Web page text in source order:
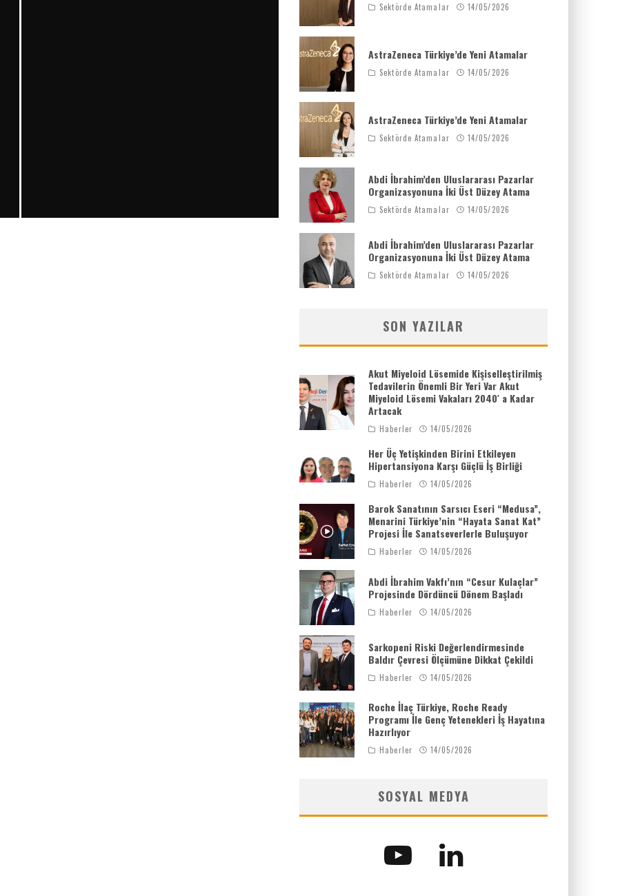
Sektörde Atamalar 14/05/2026
AstraZeneca Türkiye’de Yeni Atamalar
Sektörde Atamalar 14/05/2026
AstraZeneca Türkiye’de Yeni Atamalar
Sektörde Atamalar 14/05/2026
Abdi İbrahim’den Uluslararası Pazarlar
Organizasyonuna İki Üst Düzey Atama
Sektörde Atamalar 14/05/2026
Abdi İbrahim’den Uluslararası Pazarlar
Organizasyonuna İki Üst Düzey Atama
Sektörde Atamalar 14/05/2026
SON YAZILAR
Akut Miyeloid Lösemide Kişiselleştirilmiş
Tedavilerin Önemli Bir Yeri Var Akut
Miyeloid Lösemi Vakaları 2040′ a Kadar
Artacak
Haberler 14/05/2026
Her Üç Yetişkinden Birini Etkileyen
Hipertansiyona Karşı Güçlü İş Birliği
Haberler 14/05/2026
Barok Sanatının Sarsıcı Eseri “Medusa”,
Menarini Türkiye’nin “Hayata Sanat Kat”
Projesi İle Sanatseverlerle Buluşuyor
Haberler 14/05/2026
Abdi İbrahim Vakfı’nın “Cesur Kulaçlar”
Projesinde Dördüncü Dönem Başladı
Haberler 14/05/2026
Sarkopeni Riski Değerlendirmesinde
Baldır Çevresi Ölçümüne Dikkat Çekildi
Haberler 14/05/2026
Roche İlaç Türkiye, Roche Ready
Programı İle Genç Yetenekleri İş Hayatına
Hazırlıyor
Haberler 14/05/2026
SOSYAL MEDYA